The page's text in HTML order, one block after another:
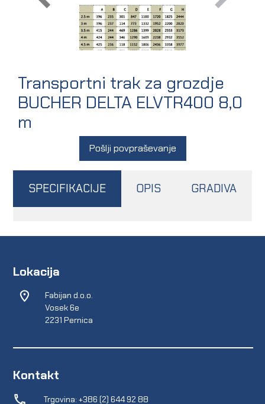
Transportni trak za grozdje
BUCHER DELTA ELVTR400 8,0
m
Pošlji povpraševanje
SPECIFIKACIJE OPIS GRADIVA
Lokacija
Fabijan d.o.o.
Vosek 6e
2231 Pernica
Kontakt
Trgovina: +386 (2) 644 92 88